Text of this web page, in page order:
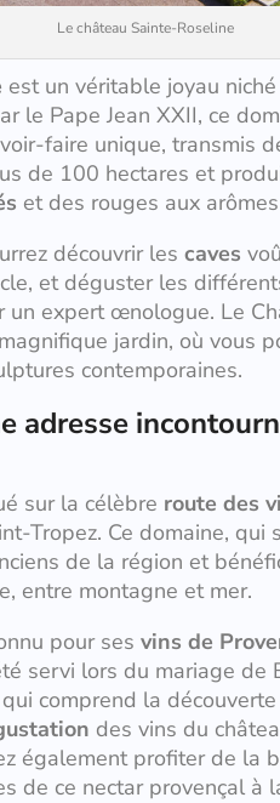
Le château Sainte-Roseline
est un véritable joyau
le Pape Jean XXII, ce
faire unique, transmis
de 100 hectares et
et des rouges aux
découvrir les caves
et déguster les
un expert œnologue. Le
jardin, où vous
contemporaines.
adresse
sur la célèbre route des
Tropez. Ce domaine, qui
de la région et
entre montagne et mer.
pour ses vins de
servi lors du mariage de
comprend la
des vins du
également profiter de la
de ce nectar provençal à